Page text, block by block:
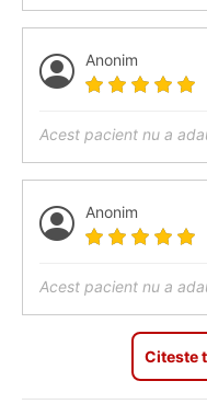
Anonim
Acest pacient nu a
Anonim
Acest pacient nu a
Citeste